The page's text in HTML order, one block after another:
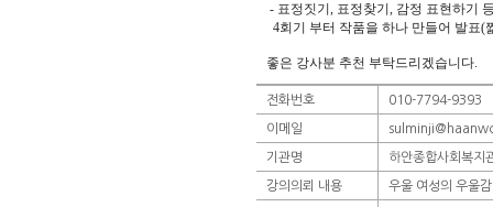
- 표정짓기, 표정찾기, 감정 표현하기
4회기 부터 작품을 하나 만들어 발표(
좋은 강사분 추천 부탁드리겠습니다.
전화번호 010-7794-9393
이메일
기관명 하안종합사회복지
강의의뢰 내용 우울 여성의 우울